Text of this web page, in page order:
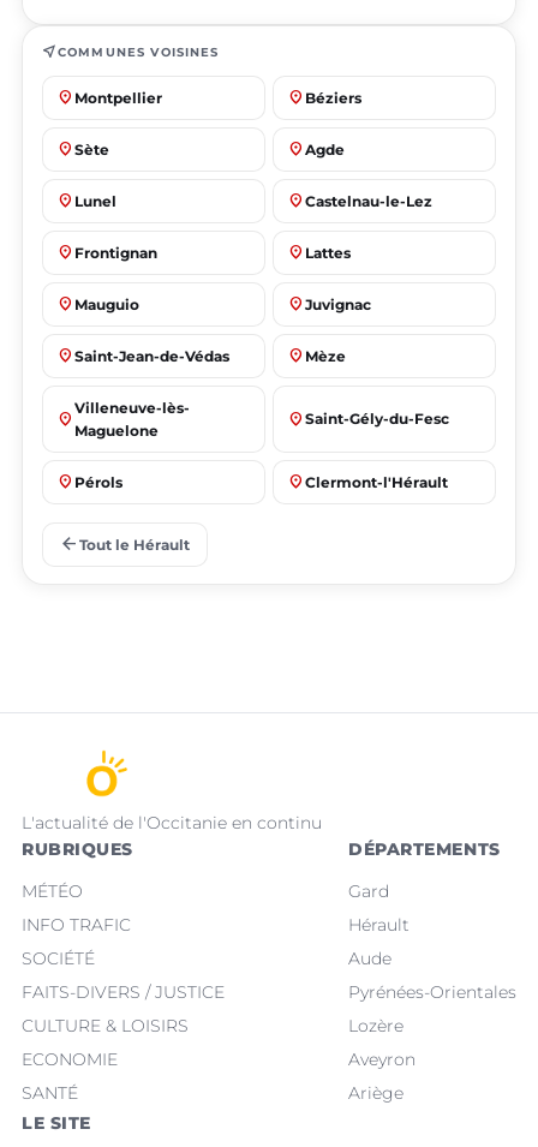
near_meCOMMUNES VOISINES
place Montpellier place Béziers
place Sète place Agde
place Lunel place Castelnau-le-Lez
place Frontignan place Lattes
place Mauguio place Juvignac
place Saint-Jean-de-Védas place Mèze
place
Villeneuve-lès-
Maguelone
place Saint-Gély-du-Fesc
place Pérols place Clermont-l'Hérault
place
arrow_back Tout le Hérault
L'actualité de l'Occitanie en continu
RUBRIQUES
MÉTÉO
INFO TRAFIC
SOCIÉTÉ
FAITS-DIVERS / JUSTICE
CULTURE & LOISIRS
ECONOMIE
SANTÉ
DÉPARTEMENTS
Gard
Hérault
Aude
Pyrénées-Orientales
Lozère
Aveyron
Ariège
LE SITE